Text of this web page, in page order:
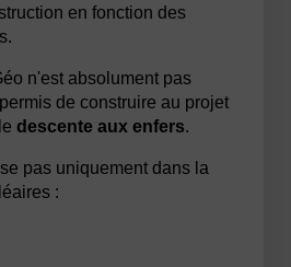
en fonction des
n'est absolument pas
de construire au projet
descente aux enfers.
pas uniquement dans la
: